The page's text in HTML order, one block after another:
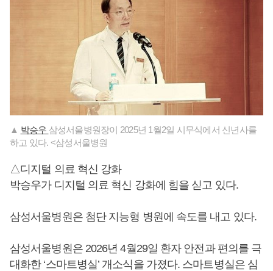
▲ 박승우 삼성서울병원장이 2025년 1월2일 시무식에서 신년사를
하고 있다. <삼성서울병원
△디지털 의료 혁신 강화
박승우가 디지털 의료 혁신 강화에 힘을 싣고 있다.
삼성서울병원은 첨단 지능형 병원에 속도를 내고 있다.
삼성서울병원은 2026년 4월29일 환자 안전과 편의를 극
대화한 ‘스마트병실’ 개소식을 가졌다. 스마트병실은 심